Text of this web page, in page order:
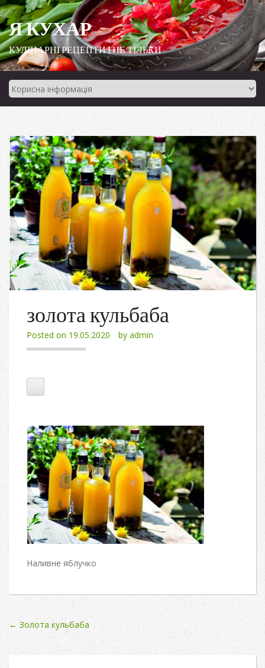
Я КУХАР
КУЛІНАРНІ РЕЦЕПТИ І НЕ ТІЛЬКИ
золота кульбаба
Posted on 19.05.2020 by admin
Наливне яблучко
Post
navigation
← Золота кульбаба